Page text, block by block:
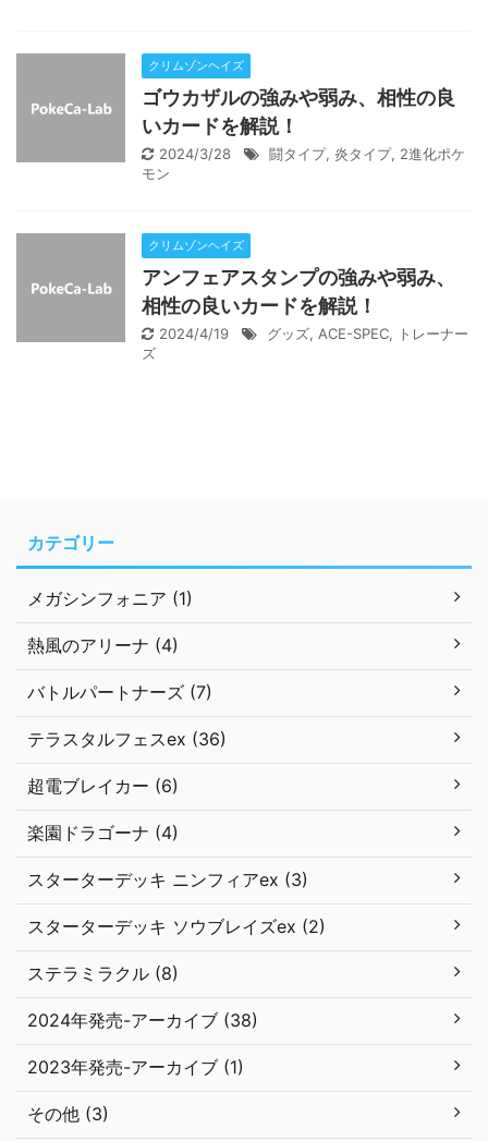
クリムゾンヘイズ
ゴウカザルの強みや弱み、相性の良
いカードを解説！
2024/3/28 闘タイプ, 炎タイプ, 2進化ポケ
モン
クリムゾンヘイズ
アンフェアスタンプの強みや弱み、
相性の良いカードを解説！
2024/4/19 グッズ, ACE-SPEC, トレーナー
ズ
カテゴリー
メガシンフォニア (1)
熱風のアリーナ (4)
バトルパートナーズ (7)
テラスタルフェスex (36)
超電ブレイカー (6)
楽園ドラゴーナ (4)
スターターデッキ ニンフィアex (3)
スターターデッキ ソウブレイズex (2)
ステラミラクル (8)
2024年発売-アーカイブ (38)
2023年発売-アーカイブ (1)
その他 (3)